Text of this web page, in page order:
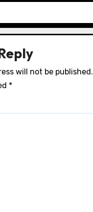
will not be published.
*